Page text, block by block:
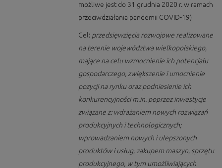
możliwe jest do 31 grudnia 2020 r. w ramach
przeciwdziałania pandemii COVID-19)
Cel: przedsięwzięcia rozwojowe realizowane
na terenie województwa wielkopolskiego,
mające na celu wzmocnienie ich potencjału
gospodarczego, zwiększenie i umocnienie
pozycji na rynku oraz podniesienie ich
konkurencyjności m.in. poprzez inwestycje
związane z: wdrażaniem nowych rozwiązań
produkcyjnych i technologicznych;
wprowadzaniem nowych i ulepszonych
produktów i usług; zakupem maszyn, sprzętu
produkcyjnego, w tym umożliwiających